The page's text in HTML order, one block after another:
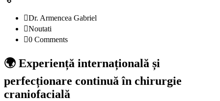
Dr. Armencea Gabriel
Noutati
0 Comments
🌍 Experiență internațională și
perfecționare continuă în chirurgie
craniofacială